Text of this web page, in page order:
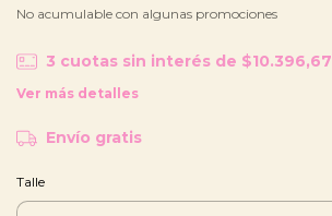
No acumulable con algunas promociones
3 cuotas sin interés de $10.396,67
Ver más detalles
Envío gratis
Talle